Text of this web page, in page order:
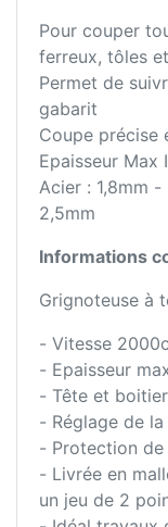
Pour couper
ferreux, tôles
Permet de
gabarit
Coupe précise
Epaisseur Max
Acier : 1,8mm -
2,5mm
Informations
Grignoteuse à
- Vitesse
- Epaisseur
- Tête et
- Réglage de
- Protection de
- Livrée en
un jeu de 2